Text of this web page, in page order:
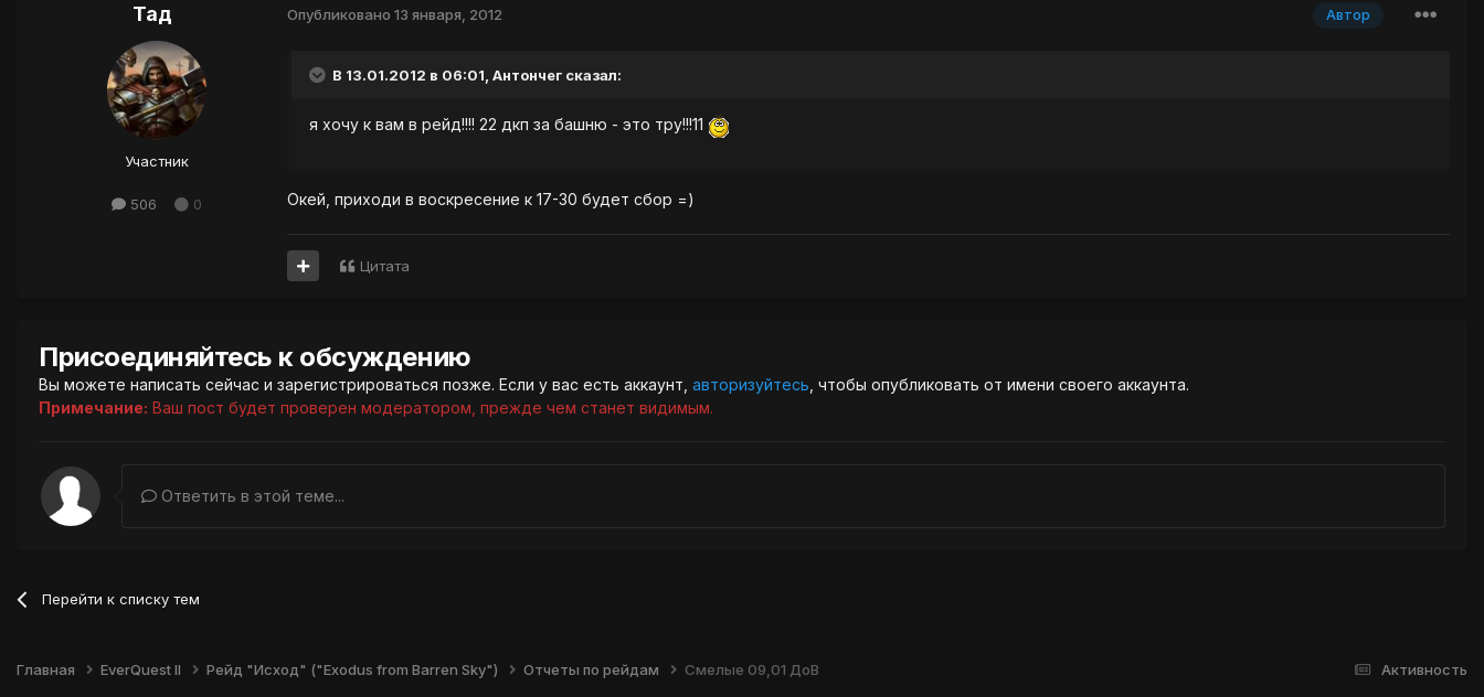
Тад
Участник
506 0
Автор
Опубликовано 13 января, 2012
В 13.01.2012 в 06:01, Антончег сказал:
я хочу к вам в рейд!!!! 22 дкп за башню - это тру!!!11
Окей, приходи в воскресение к 17-30 будет сбор =)
Цитата
Присоединяйтесь к обсуждению
Вы можете написать сейчас и зарегистрироваться позже. Если у вас есть аккаунт, авторизуйтесь , чтобы опубликовать от имени своего аккаунта.
Примечание: Ваш пост будет проверен модератором, прежде чем станет видимым.
Ответить в этой теме...
Перейти к списку тем
Активность
Главная EverQuest II Рейд "Исход" ("Exodus from Barren Sky") Отчеты по рейдам Смелые 09,01 ДоВ